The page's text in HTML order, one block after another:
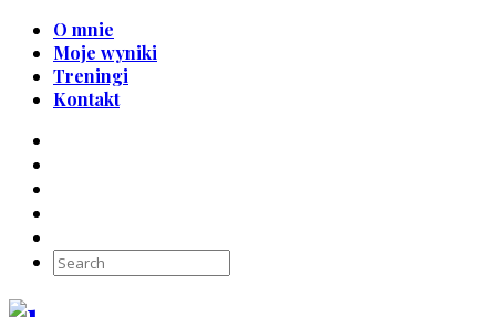
O mnie
Moje wyniki
Treningi
Kontakt